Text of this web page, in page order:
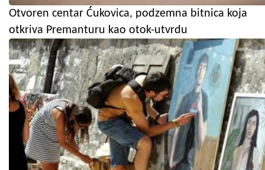
Otvoren centar Ćukovica, podzemna bitnica koja
otkriva Premanturu kao otok-utvrdu